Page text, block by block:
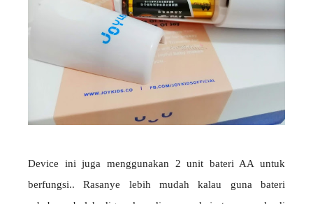
Device ini juga menggunakan 2 unit bateri AA untuk
berfungsi.. Rasanye lebih mudah kalau guna bateri